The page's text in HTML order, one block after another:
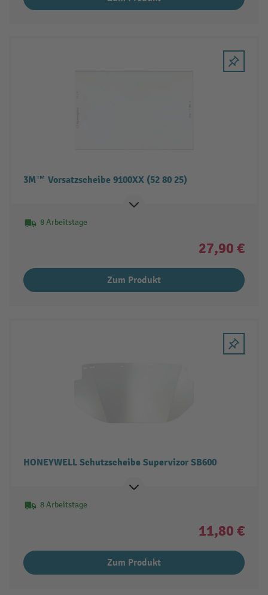
3M™ Vorsatzscheibe 9100XX (52 80 25)
8 Arbeitstage
27,90 €
Zum Produkt
HONEYWELL Schutzscheibe Supervizor SB600
8 Arbeitstage
11,80 €
Zum Produkt